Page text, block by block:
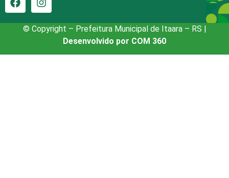
© Copyright – Prefeitura Municipal de Itaara – RS |
Desenvolvido por COM 360